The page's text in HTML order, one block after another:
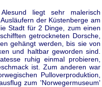
liegt sehr malerisch
der Küstenberge am
Stadt für 2 Dinge, zum einen
getrockneten Dorsche,
gehängt werden, bis sie von
und haltbar geworden sind.
ruhig einmal probieren,
ist. Zum anderen war
Pulloverproduktion,
zum 'Norwegermuseum'